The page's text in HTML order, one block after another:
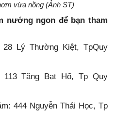
vừa nồng (Ảnh ST)
nướng ngon để bạn tham
Lý Thường Kiệt, TpQuy
Tăng Bạt Hổ, Tp Quy
444 Nguyễn Thái Học, Tp